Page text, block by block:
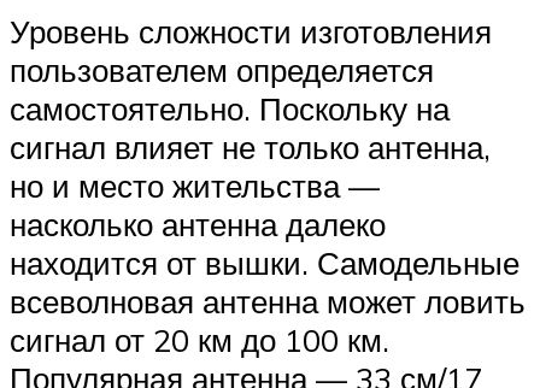
Уровень сложности изготовления
пользователем определяется
самостоятельно. Поскольку на
сигнал влияет не только антенна,
но и место жительства —
насколько антенна далеко
находится от вышки. Самодельные
всеволновая антенна может ловить
сигнал от 20 км до 100 км.
Популярная антенна — 33 см/17